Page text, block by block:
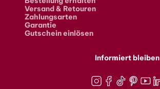
Versand & Retouren
Zahlungsarten
Garantie
Gutschein einlösen
Informiert bleiben